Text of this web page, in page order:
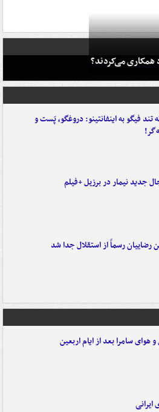
همکاری می‌کردند؟
تند فیگو به اینفانتینو: دروغگو، پَست‌ و
جدید نیمار در برزیل +فیلم
رضاییان رسماً از استقلال جدا شد
هوای سامرا بعد از ایام اربعین
ایرانی